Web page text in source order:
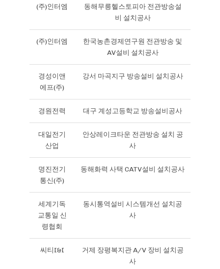
(주)인터엠
동해무릉헬스토피아 전관방송설
비 설치공사
(주)인터엠
한국농촌경제연구원 전관방송 및
AV설비 설치공사
경성이앤
에프(주)
강서 마곡지구 방송설비 설치공사
경원전력 대구 계성고등학교 방송설비공사
대일전기
산업
안상레이크타운 전관방송 설치 공
사
명진전기
통신(주)
동해화력 사택 CATV설비 설치공사
세계기독
교통일 신
령협회
동시통역설비 시스템개선 설치공
사
씨티I&I
거제 장평복지관 A/V 장비 설치공
사